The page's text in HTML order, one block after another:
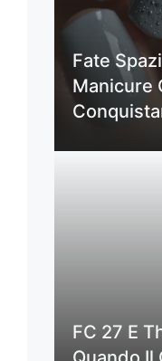
Fate
Manicure
FC 27 E
Quando Il